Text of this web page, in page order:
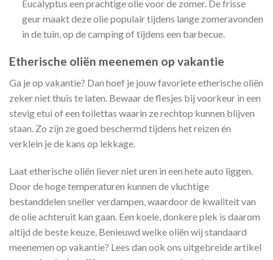
Eucalyptus een prachtige olie voor de zomer. De frisse
geur maakt deze olie populair tijdens lange zomeravonden
in de tuin, op de camping of tijdens een barbecue.
Etherische oliën meenemen op vakantie
Ga je op vakantie? Dan hoef je jouw favoriete etherische oliën
zeker niet thuis te laten. Bewaar de flesjes bij voorkeur in een
stevig etui of een toilettas waarin ze rechtop kunnen blijven
staan. Zo zijn ze goed beschermd tijdens het reizen én
verklein je de kans op lekkage.
Laat etherische oliën liever niet uren in een hete auto liggen.
Door de hoge temperaturen kunnen de vluchtige
bestanddelen sneller verdampen, waardoor de kwaliteit van
de olie achteruit kan gaan. Een koele, donkere plek is daarom
altijd de beste keuze. Benieuwd welke oliën wij standaard
meenemen op vakantie? Lees dan ook ons uitgebreide artikel